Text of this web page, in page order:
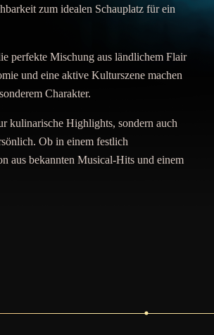
zum idealen Schauplatz für ein
perfekte Mischung aus ländlichem Flair
und eine aktive Kulturszene machen
Charakter.
kulinarische Highlights, sondern auch
Ob in einem festlich
aus bekannten Musical-Hits und einem